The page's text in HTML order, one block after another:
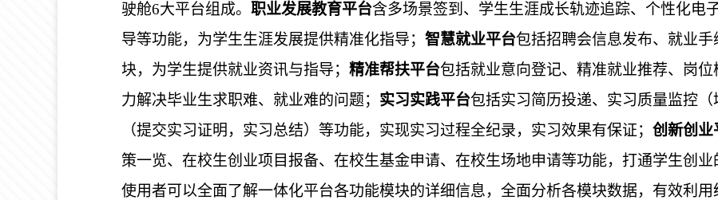
驶舱6大平台组成。 职业发展教育平台含多场景签到、学生生涯成长轨迹追踪、个性化电
导等功能，为学生生涯发展提供精准化指导； 智慧就业平台包括招聘会信息发布、就业
块，为学生提供就业资讯与指导； 精准帮扶平台包括就业意向登记、精准就业推荐、岗
力解决毕业生求职难、就业难的问题； 实习实践平台包括实习简历投递、实习质量监控
（提交实习证明，实习总结）等功能，实现实习过程全纪录，实习效果有保证； 创新创业
策一览、在校生创业项目报备、在校生基金申请、在校生场地申请等功能，打通学生创业
使用者可以全面了解一体化平台各功能模块的详细信息，全面分析各模块数据，有效利用